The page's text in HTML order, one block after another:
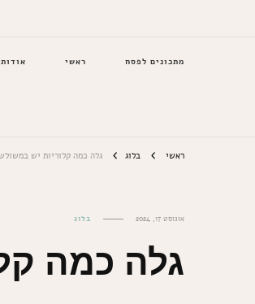
מתכונים לפסח ראשי אודות
ראשי בלוג גלה כמה קלוריות יש
אוגוסט 17, 2024 בלוג
גלה כמה